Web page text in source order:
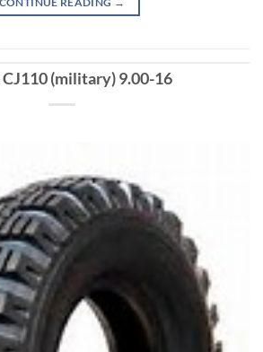
CJ110 (military) 9.00-16